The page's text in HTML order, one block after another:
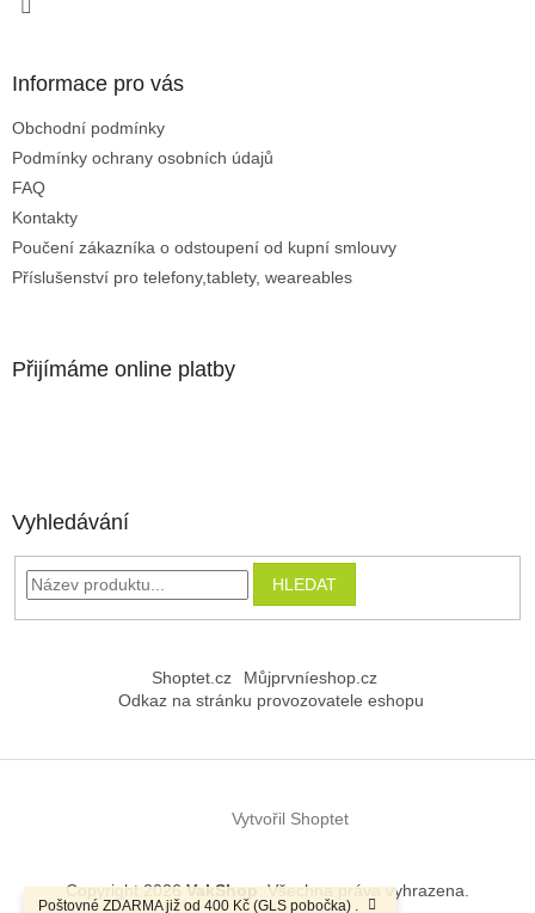
Poštovné ZDARMA již od 400 Kč (GLS pobočka) .
Informace pro vás
Obchodní podmínky
Podmínky ochrany osobních údajů
FAQ
Kontakty
Poučení zákazníka o odstoupení od kupní smlouvy
Příslušenství pro telefony,tablety, weareables
Přijímáme online platby
Vyhledávání
HLEDAT
Shoptet.cz
Můjprvníeshop.cz
Odkaz na stránku provozovatele eshopu
Vytvořil Shoptet
Copyright 2026VakShop. Všechna práva vyhrazena.